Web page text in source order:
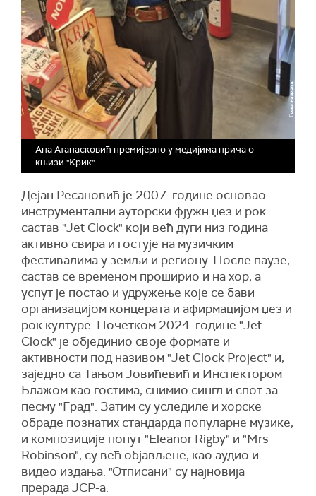
Ана Атанасковић премијерно у медијима прича о
књизи "Крик"
Дејан Ресановић је 2007. године основао
инструментални ауторски фјужн џез и рок
састав "Jet Clock" који већ дуги низ година
активно свира и гостује на музичким
фестивалима у земљи и региону. После паузе,
састав се временом проширио и на хор, а
успут је постао и удружење које се бави
организацијом концерата и афирмацијом џез и
рок културе. Почетком 2024. године "Jet
Clock" је објединио своје формате и
активности под називом "Jet Clock Project" и,
заједно са Тањом Јовићевић и Инспектором
Блажом као гостима, снимио сингл и спот за
песму "Град". Затим су уследиле и хорске
обраде познатих стандарда популарне музике,
и композиције попут "Eleanor Rigby" и "Mrs
Robinson", су већ објављене, као аудио и
видео издања. "Отписани" су најновија
прерада JCP-а.